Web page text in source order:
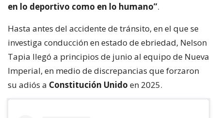
en lo deportivo como en lo humano”.
Hasta antes del accidente de tránsito, en el que se
investiga conducción en estado de ebriedad, Nelson
Tapia llegó a principios de junio al equipo de Nueva
Imperial, en medio de discrepancias que forzaron
su adiós a Constitución Unido en 2025.